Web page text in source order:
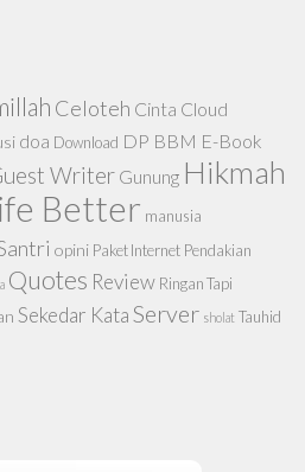
Celoteh Cinta Cloud
doa Download DP BBM E-Book
Writer Gunung Hikmah
Better manusia
opini Paket Internet Pendakian
Quotes Review Ringan Tapi
Sekedar Kata Server sholat Tauhid